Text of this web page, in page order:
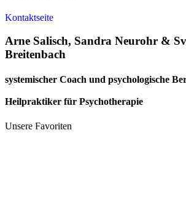
Kontaktseite
Arne Salisch, Sandra Neurohr &
Breitenbach
systemischer Coach und psychologische
Heilpraktiker für Psychotherapie
Unsere Favoriten